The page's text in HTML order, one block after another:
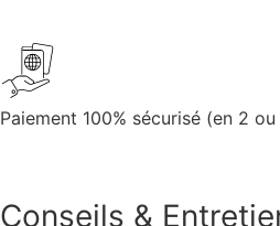
Paiement 100% sécurisé (en 2
Conseils &